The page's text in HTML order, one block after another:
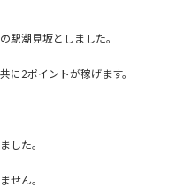
駅潮見坂としました。
に2ポイントが稼げます。
した。
せん。